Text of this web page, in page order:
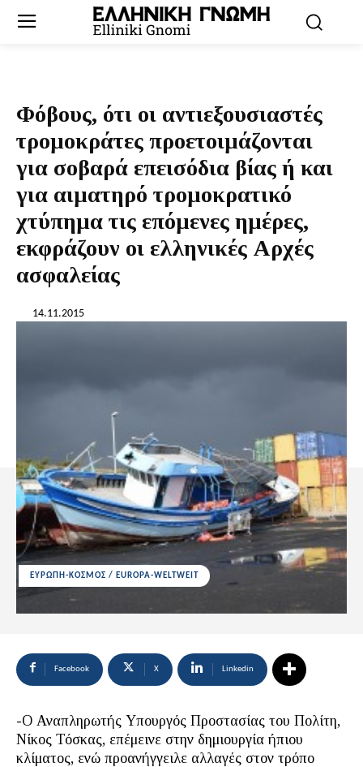
Φόβους, ότι οι αντιεξουσιαστές
τρομοκράτες προετοιμάζονται
για σοβαρά επεισόδια βίας ή και
για αιματηρό τρομοκρατικό
χτύπημα τις επόμενες ημέρες,
εκφράζουν οι ελληνικές Αρχές
ασφαλείας
14.11.2015
ΕΥΡΩΠΗ-ΚΟΣΜΟΣ / EUROPA-WELTWEIT
Facebook X Linkedin
-Ο Αναπληρωτής Υπουργός Προστασίας του Πολίτη,
Νίκος Τόσκας, επέμεινε στην δημιουργία ήπιου
κλίματος, ενώ προανήγγειλε αλλαγές στον τρόπο